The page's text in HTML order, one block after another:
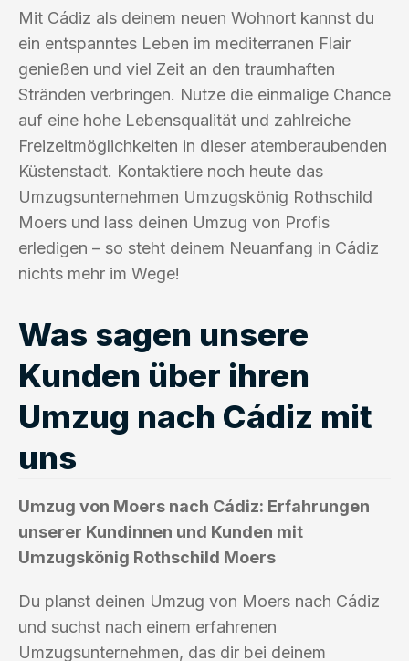
Mit Cádiz als deinem neuen Wohnort kannst du
ein entspanntes Leben im mediterranen Flair
genießen und viel Zeit an den traumhaften
Stränden verbringen. Nutze die einmalige Chance
auf eine hohe Lebensqualität und zahlreiche
Freizeitmöglichkeiten in dieser atemberaubenden
Küstenstadt. Kontaktiere noch heute das
Umzugsunternehmen Umzugskönig Rothschild
Moers und lass deinen Umzug von Profis
erledigen – so steht deinem Neuanfang in Cádiz
nichts mehr im Wege!
Was sagen unsere
Kunden über ihren
Umzug nach Cádiz mit
uns
Umzug von Moers nach Cádiz: Erfahrungen
unserer Kundinnen und Kunden mit
Umzugskönig Rothschild Moers
Du planst deinen Umzug von Moers nach Cádiz
und suchst nach einem erfahrenen
Umzugsunternehmen, das dir bei deinem